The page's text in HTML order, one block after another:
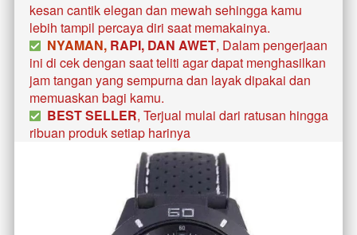
kesan cantik elegan dan mewah sehingga kamu
lebih tampil percaya diri saat memakainya.
  NYAMAN,
RAPI, DAN AWET, Dalam pengerjaan
ini di cek dengan saat teliti agar dapat menghasilkan
jam tangan yang sempurna dan layak dipakai dan
memuaskan bagi kamu.
BEST SELLER, Terjual mulai dari ratusan hingga
ribuan produk setiap harinya